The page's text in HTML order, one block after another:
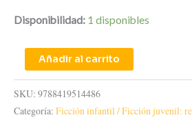
Disponibilidad: 1 disponibles
Añadir al carrito
SKU: 9788419514486
Categoría: Ficción infantil / Ficción juvenil: